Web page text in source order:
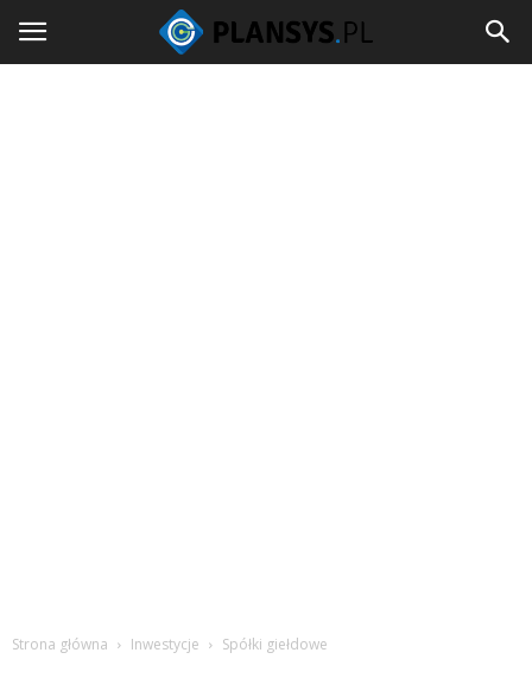
Strona główna Inwestycje Spółki giełdowe